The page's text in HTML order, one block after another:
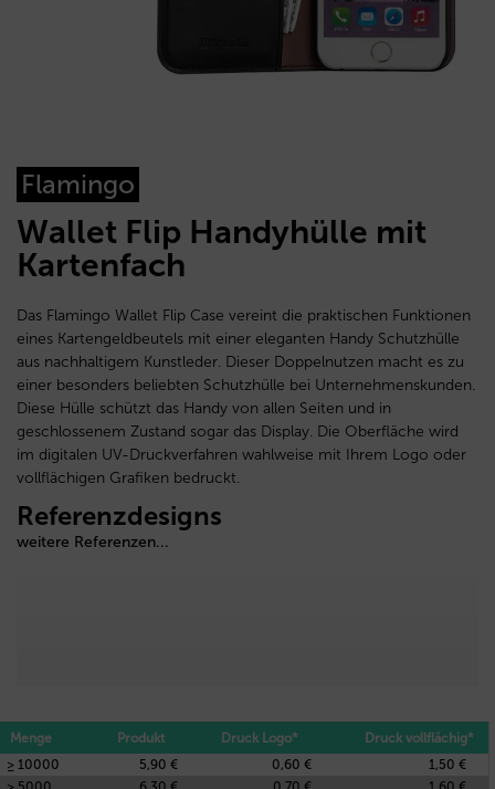
Flamingo
Wallet Flip Handyhülle mit
Kartenfach
Das Flamingo Wallet Flip Case vereint die praktischen Funktionen
eines Kartengeldbeutels mit einer eleganten Handy Schutzhülle
aus nachhaltigem Kunstleder. Dieser Doppelnutzen macht es zu
einer besonders beliebten Schutzhülle bei Unternehmenskunden.
Diese Hülle schützt das Handy von allen Seiten und in
geschlossenem Zustand sogar das Display. Die Oberfläche wird
im digitalen UV-Druckverfahren wahlweise mit Ihrem Logo oder
vollflächigen Grafiken bedruckt.
Referenzdesigns
weitere Referenzen...
Menge Produkt Druck Logo*
Druck vollflächig*
≥ 10000
5,90 € 0,60 €
1,50 €